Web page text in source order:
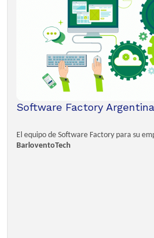
Software Factory Argentina
El equipo de Software Factory para su
BarloventoTech